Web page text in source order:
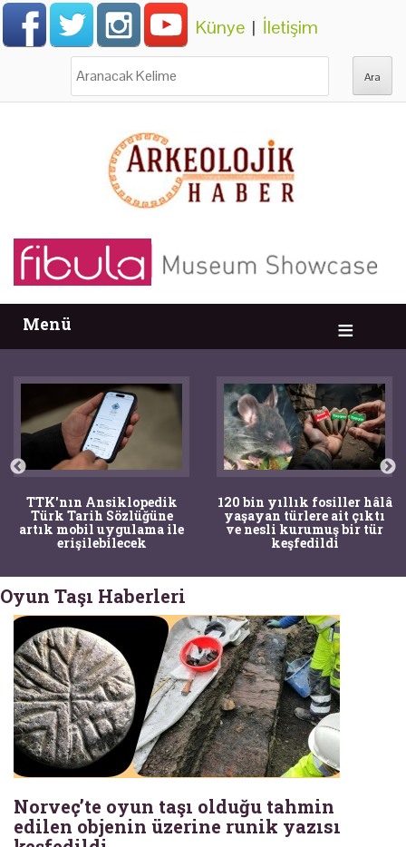
Künye | İletişim
Menü
TTK'nın Ansiklopedik
Türk Tarih Sözlüğüne
artık mobil uygulama ile
erişilebilecek
120 bin yıllık fosiller hâlâ
yaşayan türlere ait çıktı
ve nesli kurumuş bir tür
keşfedildi
Oyun Taşı Haberleri
Norveç’te oyun taşı olduğu tahmin
edilen objenin üzerine runik yazısı